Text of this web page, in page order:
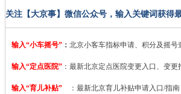
关注【大京事】微信公众号，输入关键词获得
输入“小车摇号” ： 北京小客车指标申请、积分及摇号
输入“定点医院” ： 最新北京定点医院变更入口、变更
输入“育儿补贴” ：最新北京育儿补贴申请入口/指南